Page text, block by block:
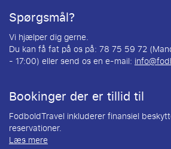
Spørgsmål?
Vi hjælper dig gerne.
Du kan få fat på os på: 78 75 59 72
- 17:00) eller send os en e-mail:
Bookinger der er tillid til
FodboldTravel inkluderer finansiel
reservationer.
Læs mere